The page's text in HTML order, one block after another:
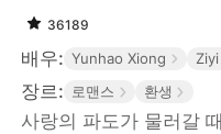
36189
배우: Yunhao Xiong
장르: 로맨스 환생
사랑의 파도가 물러갈 때 제2회. 남부시 강씨 가